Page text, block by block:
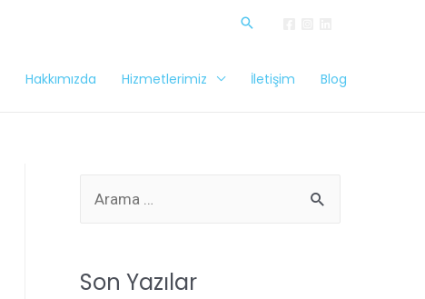
Hakkımızda Hizmetlerimiz İletişim Blog
Son Yazılar